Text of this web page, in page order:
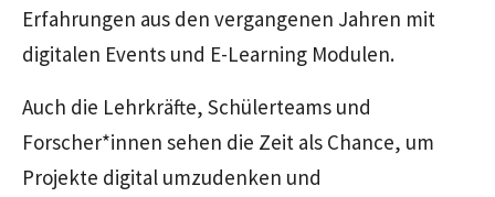
Erfahrungen aus den vergangenen Jahren mit
digitalen Events und E-Learning Modulen.
Auch die Lehrkräfte, Schülerteams und
Forscher*innen sehen die Zeit als Chance, um
Projekte digital umzudenken und